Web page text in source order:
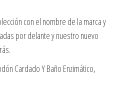
con el nombre de la marca y
por delante y nuestro nuevo
Cardado Y Baño Enzimático,